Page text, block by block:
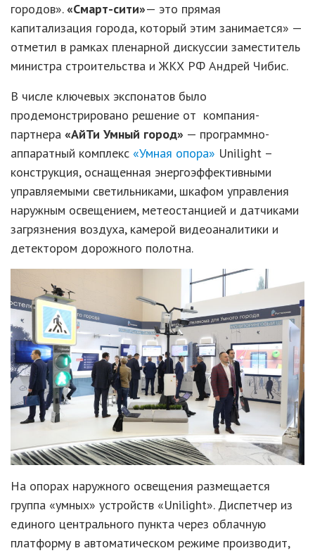
городов».«Смарт-сити»— это прямая
капитализация города, который этим занимается» —
отметил в рамках пленарной дискуссии заместитель
министра строительства и ЖКХ РФ Андрей Чибис.
В числе ключевых экспонатов было
продемонстрировано решение от компания-
партнера «АйТи Умный город» — программно-
аппаратный комплекс «Умная опора» Unilight –
конструкция, оснащенная энергоэффективными
управляемыми светильниками, шкафом управления
наружным освещением, метеостанцией и датчиками
загрязнения воздуха, камерой видеоаналитики и
детектором дорожного полотна.
На опорах наружного освещения размещается
группа «умных» устройств «Unilight». Диспетчер из
единого центрального пункта через облачную
платформу в автоматическом режиме производит,